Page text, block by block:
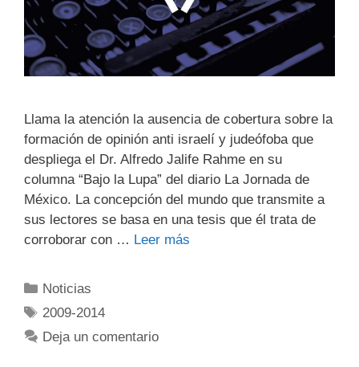
Llama la atención la ausencia de cobertura sobre la
formación de opinión anti israelí y judeófoba que
despliega el Dr. Alfredo Jalife Rahme en su
columna “Bajo la Lupa” del diario La Jornada de
México. La concepción del mundo que transmite a
sus lectores se basa en una tesis que él trata de
corroborar con … Leer más
Noticias
2009-2014
Deja un comentario